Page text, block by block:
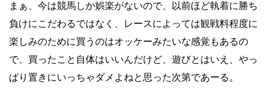
まぁ、今は競馬しか娯楽がないので、以前ほど執着に勝ち
負けにこだわるではなく、レースによっては観戦料程度に
楽しみのために買うのはオッケーみたいな感覚もあるの
で、買ったこと自体はいいんだけど、遊びとはいえ、やっ
ぱり置きにいっちゃダメよねと思った次第であーる。